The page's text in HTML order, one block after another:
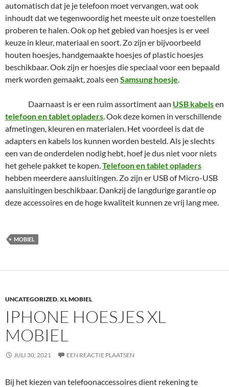
automatisch dat je je telefoon moet vervangen, wat ook
inhoudt dat we tegenwoordig het meeste uit onze toestellen
proberen te halen. Ook op het gebied van hoesjes is er veel
keuze in kleur, materiaal en soort. Zo zijn er bijvoorbeeld
houten hoesjes, handgemaakte hoesjes of plastic hoesjes
beschikbaar. Ook zijn er hoesjes die speciaal voor een bepaald
merk worden gemaakt, zoals een Samsung hoesje.
Daarnaast is er een ruim assortiment aan USB kabelsen
telefoon en tablet opladers. Ook deze komen in verschillende
afmetingen, kleuren en materialen. Het voordeel is dat de
adapters en kabels los kunnen worden besteld. Als je slechts
een van de onderdelen nodig hebt, hoef je dus niet voor niets
het gehele pakket te kopen.Telefoon en tablet opladers
hebben meerdere aansluitingen. Zo zijn er USB of Micro-USB
aansluitingen beschikbaar. Dankzij de langdurige garantie op
deze accessoires en de hoge kwaliteit kunnen ze vrij lang mee.
MOBIEL
UNCATEGORIZED,XL MOBIEL
IPHONE HOESJES XL
MOBIEL
JULI 30, 2021 EEN REACTIE PLAATSEN
Bij het kiezen van telefoonaccessoires dient rekening te